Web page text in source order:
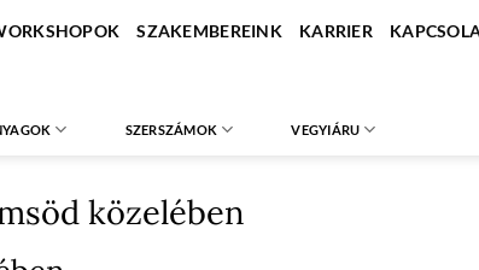
SZAKEMBEREINK KARRIER
SZERSZÁMOK VEGYIÁRU
közelében